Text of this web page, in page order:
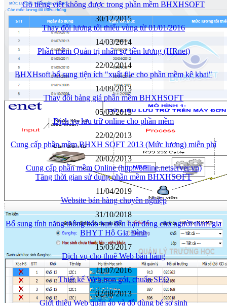
Gõ tiếng việt không được trong phần mềm BHXHSOFT
30/12/2015
Thay đổi lương tối thiểu vùng từ 01/01/2016
14/03/2014
Phần mềm Quản trị nhân sự tiền lương (HRnet)
22/02/2014
BHXHsoft bổ sung tiện ích "xuất file cho phần mềm kê khai"
14/09/2013
Thay đổi bảng giá phần mềm BHXHSOFT
05/03/2013
Dịch vụ lưu trữ online cho phần mềm
22/02/2013
Cung cấp phần mềm BHXH SOFT 2013 (Mức lương) miễn phí
20/02/2013
Cung cấp phần mềm Online (http://online.netserver.vn)
Tăng thời gian sử dụng phần mềm BHXHSOFT
11/04/2019
Website bán hàng chuyên nghiệp
31/10/2018
Bổ sung tính năng thông báo hạn đến hạn đóng cho người tham gia
BHYT Hộ Gia Đình
15/03/2017
Dịch vụ cho thuê Web bán hàng
11/07/2016
Thiết kế Web trọn gói, chuẩn SEO
02/08/2013
Giới thiệu Web quần áo và đồ dùng bé sơ sinh